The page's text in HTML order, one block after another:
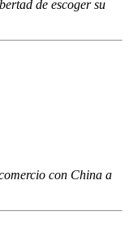
de escoger su
con China a